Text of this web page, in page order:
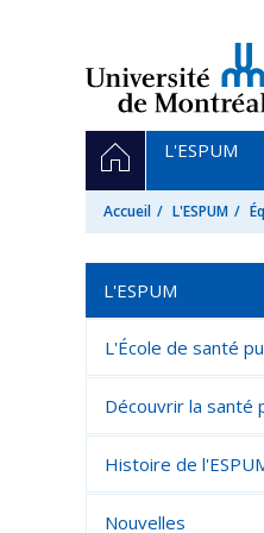
Navigation
principale
ACCUEIL
L'ESPUM
Accueil L'ESPUM
L'ESPUM
L'École de santé
Découvrir la santé
Histoire de
Nouvelles